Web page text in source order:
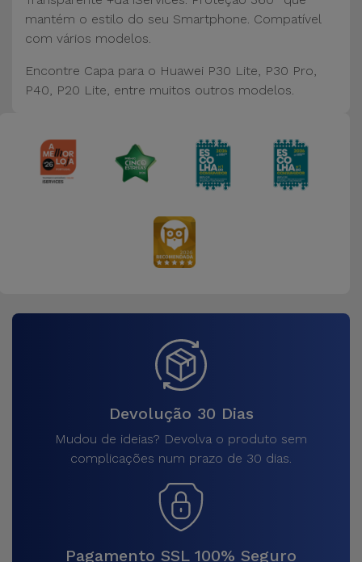
Bicicleta
de
Computador
iPad e
Tablet
mantém o estilo do seu Smartphone. Compatível
com vários modelos.
Encontre Capa para o Huawei P30 Lite, P30 Pro,
P40, P20 Lite, entre muitos outros modelos.
Devolução 30 Dias
Mudou de ideias? Devolva o produto sem
complicações num prazo de 30 dias.
Pagamento SSL 100% Seguro